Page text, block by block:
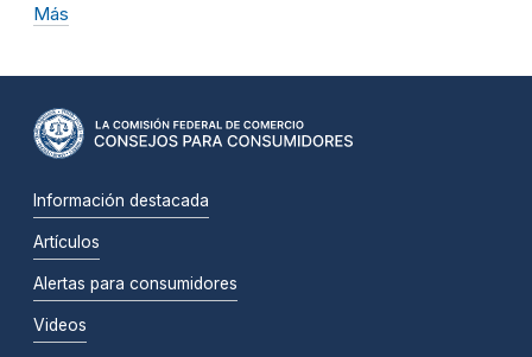
Más
Información destacada
Artículos
Alertas para consumidores
Videos